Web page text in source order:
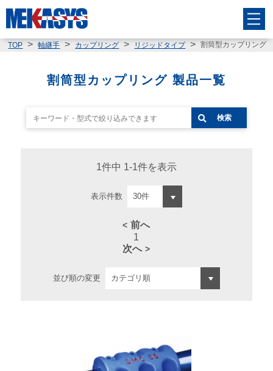
TOP 軸継手 カップリング リジッドタイプ 割筒型カップリング
割筒型カップリング 製品一覧
検索
1件中 1-1件を表示
表示件数
前へ
1
次へ
並び順の変更